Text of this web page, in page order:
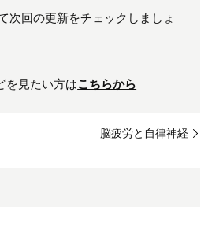
次回の更新をチェックしましょ
を見たい方はこちらから
脳疲労と自律神経